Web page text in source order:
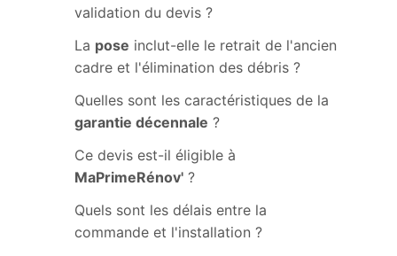
validation du devis ?
La pose inclut-elle le retrait de l'ancien
cadre et l'élimination des débris ?
Quelles sont les caractéristiques de la
garantie décennale ?
Ce devis est-il éligible à
MaPrimeRénov' ?
Quels sont les délais entre la
commande et l'installation ?